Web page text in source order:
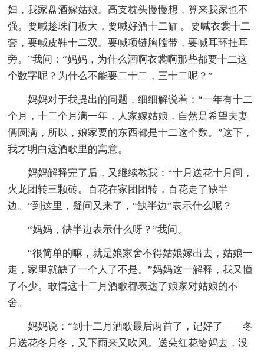
妇，我家盘酒嫁姑娘。高支枕头慢慢想，算来我家也不
强。要喊趁珠门板大，要喊好酒十二缸 。要喊衣裳十二
套，要喊皮鞋十二双。要喊项链胸膛带，要喊耳环挂耳
旁。”我问：“妈妈，为什么酒啊衣裳啊那些都要十二这
个数字呢？为什么不能要二十二，三十二呢？”
妈妈对于我提出的问题，细细解说着：“一年有十二
个月，十二个月满一年，人家嫁姑娘，自然是希望夫妻
俩圆满，所以，娘家要的东西都是十二这个数。”这下，
我才明白这酒歌里的寓意。
妈妈解释完了后，又继续教我：“十月送花十月间，
火龙团转三颗砖。百花在家团团转，百花走了缺半
边。”到这里，疑问又来了，“缺半边”表示什么呢？
“妈妈，缺半边表示什么呀？”我问。
“很简单的嘛，就是娘家舍不得姑娘嫁出去，姑娘一
走，家里就缺了一个人了不是。”妈妈这一解释，我又懂
了不少。敢情这十二月酒歌都表达了娘家对姑娘的不
舍。
妈妈说：“到十二月酒歌最后两首了，记好了——冬
月送花冬月冬，又下雨来又吹风。送朵红花给妈去，没